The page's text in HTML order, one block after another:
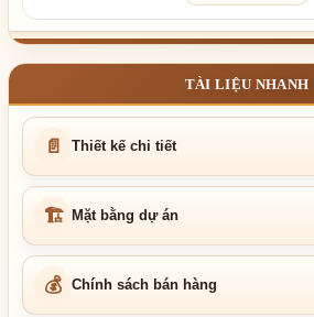
TÀI LIỆU NHANH
📄 Thiết kế chi tiết
🏗 Mặt bằng dự án
💰 Chính sách bán hàng